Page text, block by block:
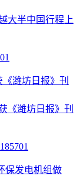
潍坊日报》刊
保发电机组做